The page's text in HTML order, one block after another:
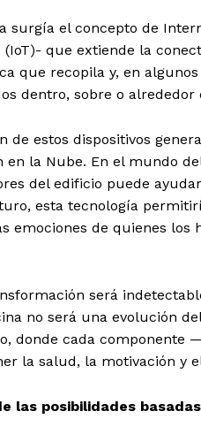
surgía el concepto de
(IoT)- que extiende la
que recopila y, en
dentro, sobre o alrededor
de estos dispositivos
en la Nube. En el mundo
del edificio puede
esta tecnología
emociones de quienes los
será
no será una evolución
donde cada
la salud, la motivación y
las posibilidades